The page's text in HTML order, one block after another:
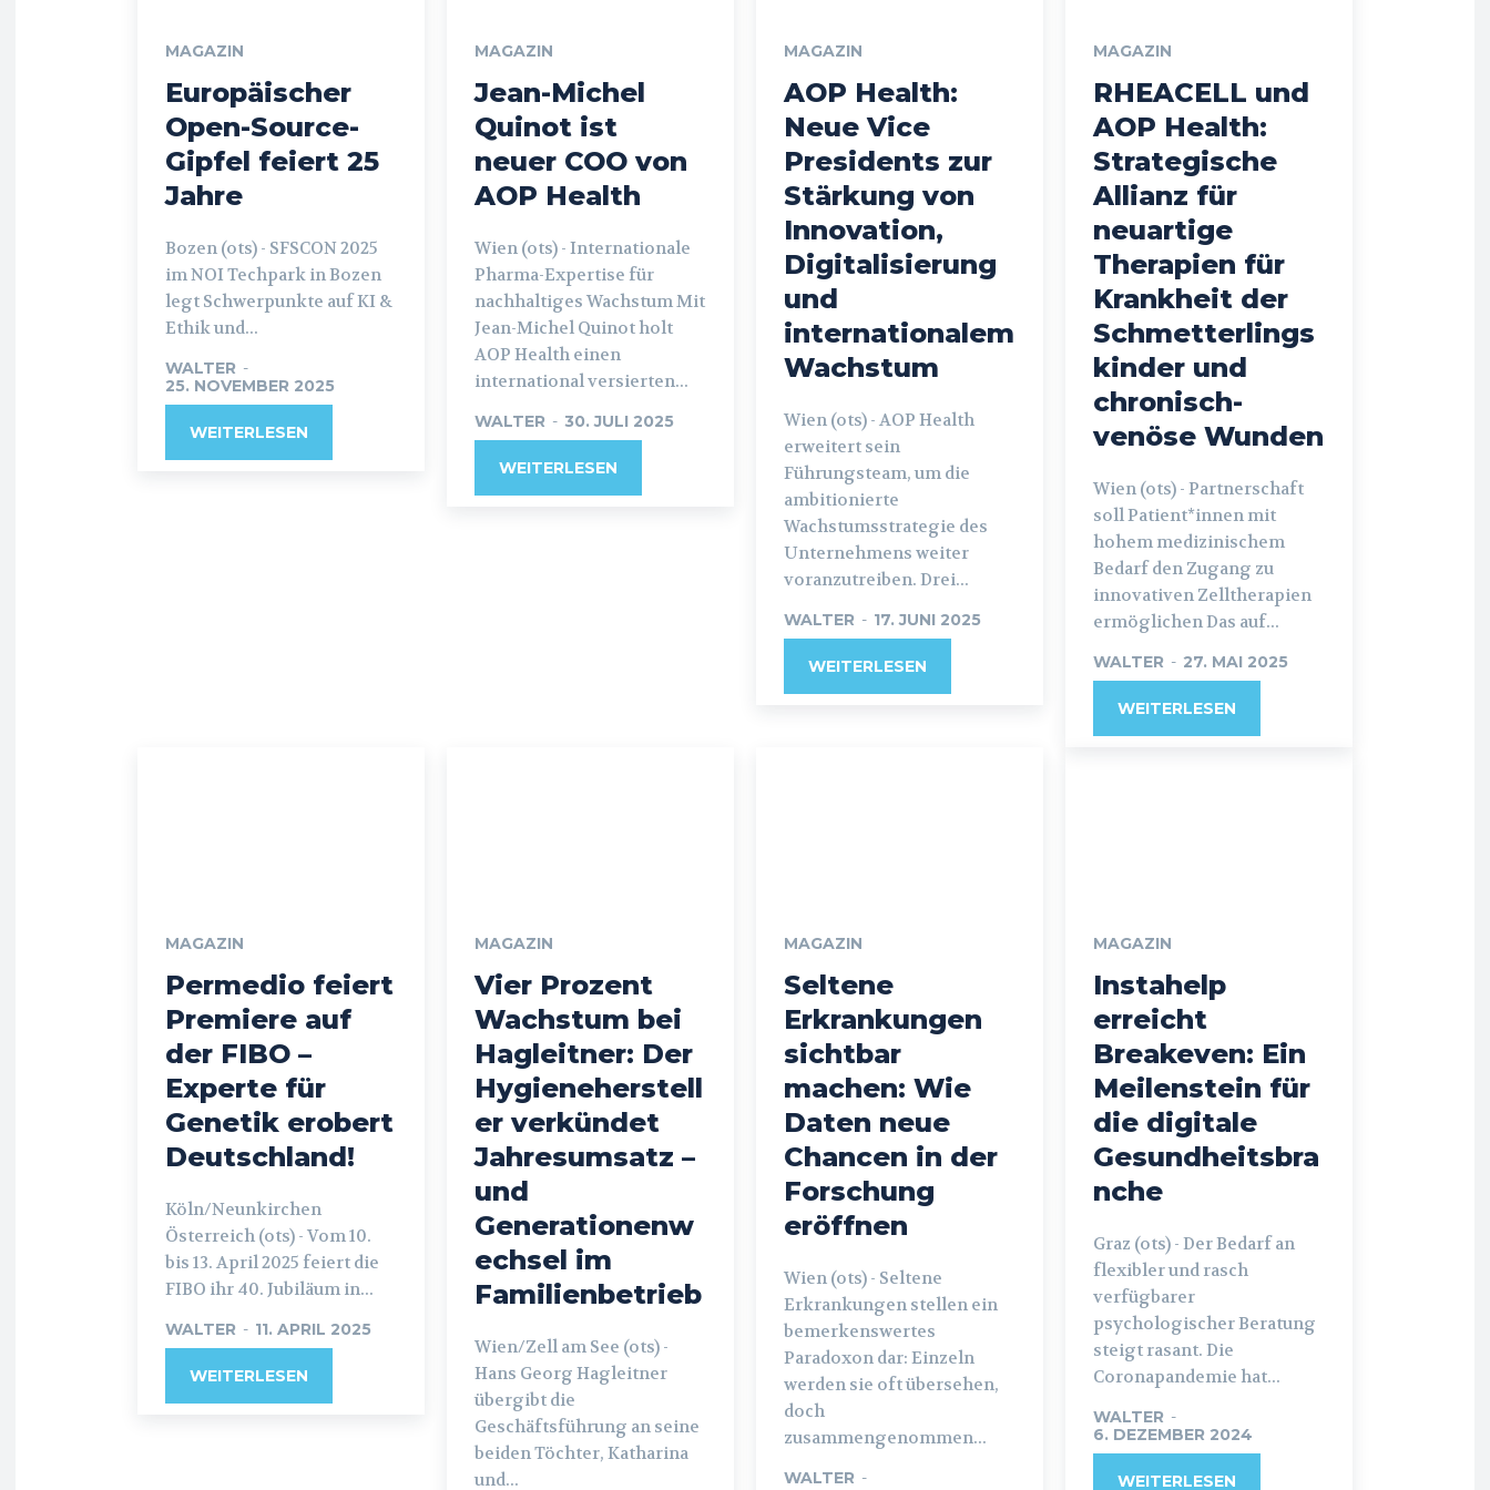
MAGAZIN
Europäischer
Open-Source-
Gipfel feiert 25
Jahre
Bozen (ots) - SFSCON 2025
im NOI Techpark in Bozen
legt Schwerpunkte auf KI &
Ethik und...
WALTER -
25. NOVEMBER 2025
WEITERLESEN
MAGAZIN
Jean-Michel
Quinot ist
neuer COO von
AOP Health
Wien (ots) - Internationale
Pharma-Expertise für
nachhaltiges Wachstum Mit
Jean-Michel Quinot holt
AOP Health einen
international versierten...
WALTER - 30. JULI 2025
WEITERLESEN
MAGAZIN
AOP Health:
Neue Vice
Presidents zur
Stärkung von
Innovation,
Digitalisierung
und
internationalem
Wachstum
Wien (ots) - AOP Health
erweitert sein
Führungsteam, um die
ambitionierte
Wachstumsstrategie des
Unternehmens weiter
voranzutreiben. Drei...
WALTER - 17. JUNI 2025
WEITERLESEN
MAGAZIN
RHEACELL und
AOP Health:
Strategische
Allianz für
neuartige
Therapien für
Krankheit der
Schmetterlings
kinder und
chronisch-
venöse Wunden
Wien (ots) - Partnerschaft
soll Patient*innen mit
hohem medizinischem
Bedarf den Zugang zu
innovativen Zelltherapien
ermöglichen Das auf...
WALTER - 27. MAI 2025
WEITERLESEN
MAGAZIN
Permedio feiert
Premiere auf
der FIBO –
Experte für
Genetik erobert
Deutschland!
Köln/Neunkirchen
Österreich (ots) - Vom 10.
bis 13. April 2025 feiert die
FIBO ihr 40. Jubiläum in...
WALTER - 11. APRIL 2025
WEITERLESEN
MAGAZIN
Vier Prozent
Wachstum bei
Hagleitner: Der
Hygieneherstell
er verkündet
Jahresumsatz –
und
Generationenw
echsel im
Familienbetrieb
Wien/Zell am See (ots) -
Hans Georg Hagleitner
übergibt die
Geschäftsführung an seine
beiden Töchter, Katharina
und...
MAGAZIN
Seltene
Erkrankungen
sichtbar
machen: Wie
Daten neue
Chancen in der
Forschung
eröffnen
Wien (ots) - Seltene
Erkrankungen stellen ein
bemerkenswertes
Paradoxon dar: Einzeln
werden sie oft übersehen,
doch
zusammengenommen...
WALTER -
MAGAZIN
Instahelp
erreicht
Breakeven: Ein
Meilenstein für
die digitale
Gesundheitsbra
nche
Graz (ots) - Der Bedarf an
flexibler und rasch
verfügbarer
psychologischer Beratung
steigt rasant. Die
Coronapandemie hat...
WALTER -
6. DEZEMBER 2024
WEITERLESEN